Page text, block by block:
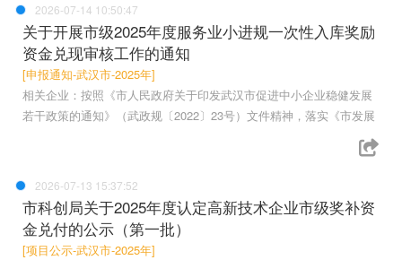
2026-07-14 10:50:47
关于开展市级2025年度服务业小进规一次性入库奖励
资金兑现审核工作的通知
[申报通知-武汉市-2025年]
相关企业：按照《市人民政府关于印发武汉市促进中小企业稳健发展
若干政策的通知》（武政规〔2022〕23号）文件精神，落实《市发展
2026-07-13 15:37:52
市科创局关于2025年度认定高新技术企业市级奖补资
金兑付的公示（第一批）
[项目公示-武汉市-2025年]